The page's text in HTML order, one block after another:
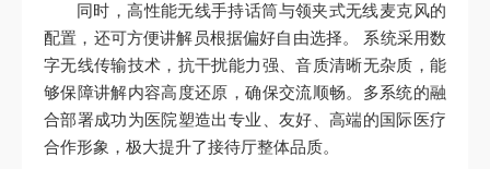
同时，高性能无线手持话筒与领夹式无线麦克风的
配置，还可方便讲解员根据偏好自由选择。 系统采用数
字无线传输技术，抗干扰能力强、音质清晰无杂质，能
够保障讲解内容高度还原，确保交流顺畅。多系统的融
合部署成功为医院塑造出专业、友好、高端的国际医疗
合作形象，极大提升了接待厅整体品质。